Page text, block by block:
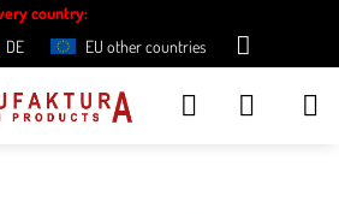
country:
DE EU other countries